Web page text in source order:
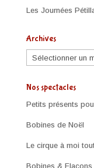
Les Journées
Archives
Archives
Nos spectacles
Petits présents
Bobines de Noël
Le cirque à moi
Bobines & Flacons